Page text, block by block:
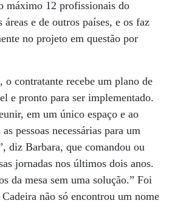
máximo 12 profissionais do
áreas e de outros países, e os faz
no projeto em questão por
o contratante recebe um plano de
e pronto para ser implementado.
em um único espaço e ao
pessoas necessárias para um
diz Barbara, que comandou ou
jornadas nos últimos dois anos.
da mesa sem uma solução.” Foi
não só encontrou um nome